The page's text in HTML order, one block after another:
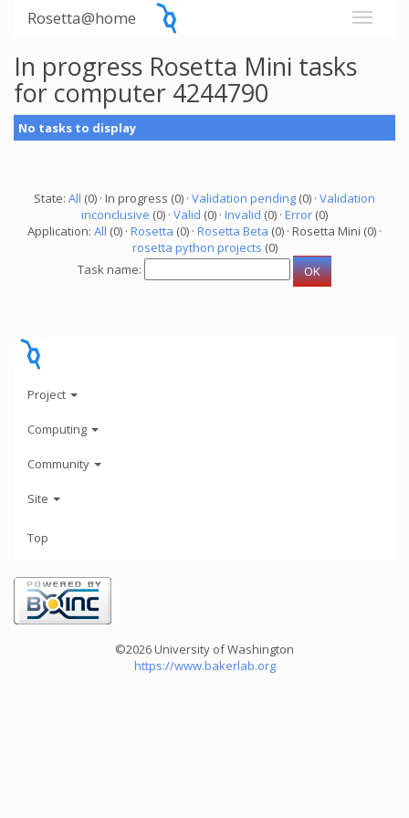
Rosetta@home
In progress Rosetta Mini tasks
for computer 4244790
No tasks to display
State: All (0) · In progress (0) · Validation pending (0) · Validation
inconclusive (0) · Valid (0) · Invalid (0) · Error (0)
Application: All (0) · Rosetta (0) · Rosetta Beta (0) · Rosetta Mini (0) ·
rosetta python projects (0)
Task name:
Project
Computing
Community
Site
Top
©2026 University of Washington
https://www.bakerlab.org